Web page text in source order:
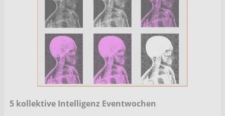
5 kollektive Intelligenz Eventwochen